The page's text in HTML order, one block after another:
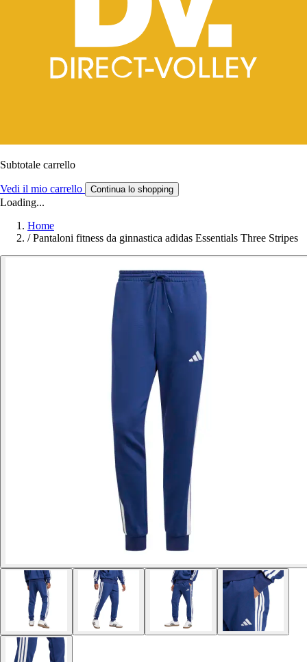
Subtotale carrello
Vedi il mio carrello Continua lo shopping
Loading...
Home
/ Pantaloni fitness da ginnastica adidas Essentials Three Stripes